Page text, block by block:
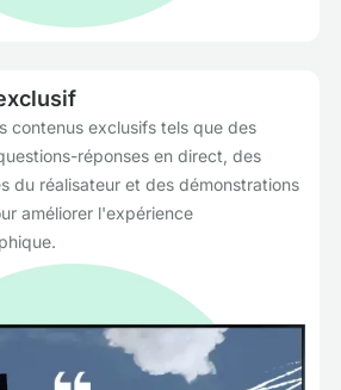
contenus exclusifs tels que des
réponses en direct, des
du réalisateur et des démonstrations
améliorer l'expérience